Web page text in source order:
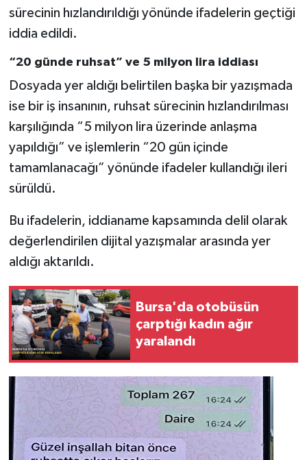
sürecinin hızlandırıldığı yönünde ifadelerin geçtiği
iddia edildi.
“20 günde ruhsat” ve 5 milyon lira iddiası
Dosyada yer aldığı belirtilen başka bir yazışmada
ise bir iş insanının, ruhsat sürecinin hızlandırılması
karşılığında “5 milyon lira üzerinde anlaşma
yapıldığı” ve işlemlerin “20 gün içinde
tamamlanacağı” yönünde ifadeler kullandığı ileri
sürüldü.
Bu ifadelerin, iddianame kapsamında delil olarak
değerlendirilen dijital yazışmalar arasında yer
aldığı aktarıldı.
Bursa'da otobüsün
çarptığı kadın ağır
yaralandı